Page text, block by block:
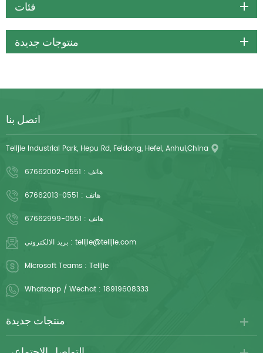
فئات
منتوجات جديدة
اتصل بنا
Telijie Industrial Park, Hepu Rd, Feidong, Hefei, Anhui,China
هاتف : 0551-67662002
هاتف : 0551-67662013
هاتف : 0551-67662999
بريد الالكتروني : telijie@telijie.com
Microsoft Teams : Telijie
Whatsapp / Wechat : 18919608333
منتجات جديدة